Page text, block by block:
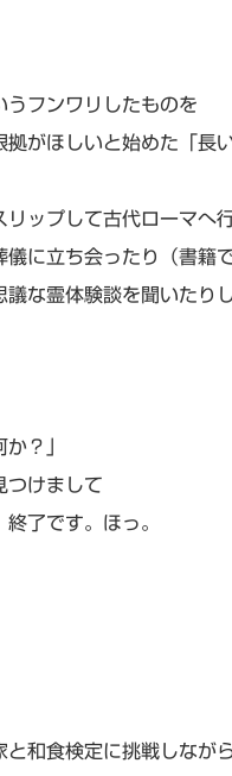
うフンワリしたものを
拠がほしいと始めた「長
リップして古代ローマへ
儀に立ち会ったり（書籍
議な霊体験談を聞いたり
か？」
つけまして
終了です。ほっ。
と和食検定に挑戦しなが